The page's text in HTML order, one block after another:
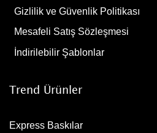
Gizlilik ve Güvenlik Politikası
Mesafeli Satış Sözleşmesi
İndirilebilir Şablonlar
Trend Ürünler
Express Baskılar